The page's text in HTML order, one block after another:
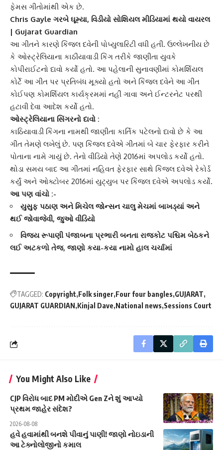
ફેમસ ગીતોમાંથી એક છે.
Chris Gayle ગરબે ઘૂમ્યા, વિડીયો સોશિયલ મીડિયામાં થયો વાયરલ
| Gujarat Guardian
આ ગીતને કારણે કિંજલ દવેની પોપ્યુલારિટી વધી હતી. ઉલ્લેખનીય છે
કે ઓસ્ટ્રેલિયાના કાઠીયાવાડી કિંગ તરીકે જાણીતા યુવકે
કોપીરાઈટનો દાવો કર્યો હતો. આ પહેલાની સુનાવણીમાં કોમર્શિયલ
કોર્ટે આ ગીત પર પ્રતિબંધ મૂક્યો હતો અને કિંજલ દવેને આ ગીત
કોઈપણ કોમર્શિયલ કાર્યક્રમમાં નહીં ગાવા અને ઈન્ટરનેટ પરથી
હટાવી દેવા આદેશ કર્યો હતો.
ઓસ્ટ્રેલિયાના સિંગરનો દાવો :
કાઠિયાવાડી કિંગના નામથી જાણીતા કાર્તિક પટેલનો દાવો છે કે આ
ગીત તેમણે લખેલું છે. પણ કિંજલ દવેએ ગીતમાં બે ચાર ફેરફાર કરીને
પોતાના નામે ગાયું છે. તેનો વીડિયો તેણે 2016માં અપલોડ કર્યો હતો.
થોડા સમય બાદ આ ગીતમાં નહિવત ફેરફાર સાથે કિંજલ દવેએ રેકોર્ડ
કર્યું અને ઓક્ટોબર 2016માં યુટ્યુબ પર કિંજલ દવેએ અપલોડ કર્યો.
આ પણ વાંચો :-
યુસુફ પઠાણ અને મિચેલ જોન્સન ચાલુ મેચમાં બાખડ્યાં અને
થઈ જોવાજેવી, જુઓ વીડિયો
વિજય રૂપાણી પંજાબના પ્રભારી બનતા રાજકોટ પશ્ચિમ બેઠકને
લઈ અટકળો તેજ, જાણો કયા-કયા નામો હાલ ચર્ચામાં
TAGGED: Copyright Folk singer Four four bangles GUJARAT
GUJARAT GUARDIAN Kinjal Dave National news Sessions Court
You Might Also Like
CJP વિરોધ બાદ PM મોદીએ Gen Zને શું આપ્યો
પ્રથમ જાહેર સંદેશ?
2026-08-08
હવે હવામાંથી બનશે પીવાનું પાણી! જાણો નોઇડાની
આ ટેક્નોલોજીનો કમાલ